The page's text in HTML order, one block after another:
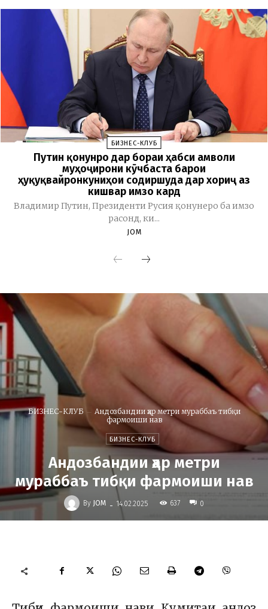
БИЗНЕС-КЛУБ
Путин қонунро дар бораи ҳабси амволи
муҳоҷирони кӯчбаста барои
ҳуқуқвайронкуниҳои содиршуда дар хориҷ аз
кишвар имзо кард
Владимир Путин, Президенти Русия қонунеро ба имзо
расонд, ки...
JOM